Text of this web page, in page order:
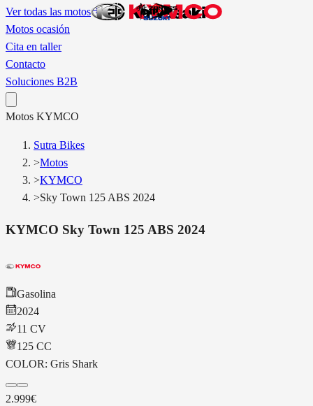
Ver todas las motos
Motos ocasión
Cita en taller
Contacto
Soluciones B2B
Motos KYMCO
Sutra Bikes
>Motos
>KYMCO
>Sky Town 125 ABS 2024
KYMCO Sky Town 125 ABS 2024
Gasolina
2024
11 CV
125 CC
COLOR: Gris Shark
2.999€